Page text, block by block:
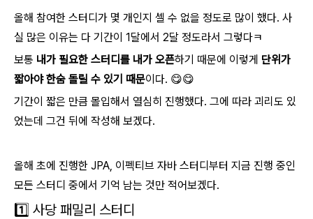
올해 참여한 스터디가 몇 개인지 셀 수 없을 정도로 많이 했다. 사
실 많은 이유는 다 기간이 1달에서 2달 정도라서 그렇다ㅋ
보통 내가 필요한 스터디를 내가 오픈하기 때문에 이렇게 단위가
짧아야 한숨 돌릴 수 있기 때문이다. 😋😋
기간이 짧은 만큼 몰입해서 열심히 진행했다. 그에 따라 괴리도 있
었는데 그건 뒤에 작성해 보겠다.
올해 초에 진행한 JPA, 이펙티브 자바 스터디부터 지금 진행 중인
모든 스터디 중에서 기억 남는 것만 적어보겠다.
1️⃣ 사당 패밀리 스터디